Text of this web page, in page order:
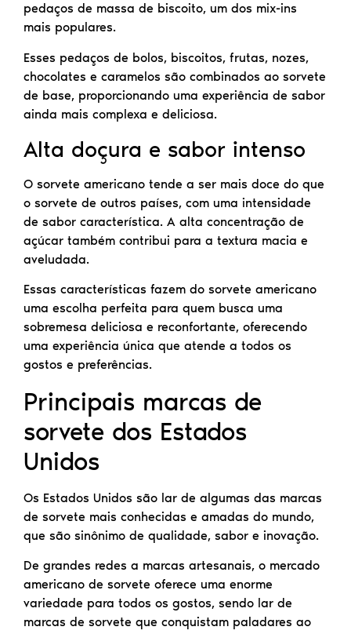
pedaços de massa de biscoito, um dos mix-ins
mais populares.
Esses pedaços de bolos, biscoitos, frutas, nozes,
chocolates e caramelos são combinados ao sorvete
de base, proporcionando uma experiência de sabor
ainda mais complexa e deliciosa.
Alta doçura e sabor intenso
O sorvete americano tende a ser mais doce do que
o sorvete de outros países, com uma intensidade
de sabor característica. A alta concentração de
açúcar também contribui para a textura macia e
aveludada.
Essas características fazem do sorvete americano
uma escolha perfeita para quem busca uma
sobremesa deliciosa e reconfortante, oferecendo
uma experiência única que atende a todos os
gostos e preferências.
Principais marcas de
sorvete dos Estados
Unidos
Os Estados Unidos são lar de algumas das marcas
de sorvete mais conhecidas e amadas do mundo,
que são sinônimo de qualidade, sabor e inovação.
De grandes redes a marcas artesanais, o mercado
americano de sorvete oferece uma enorme
variedade para todos os gostos, sendo lar de
marcas de sorvete que conquistam paladares ao